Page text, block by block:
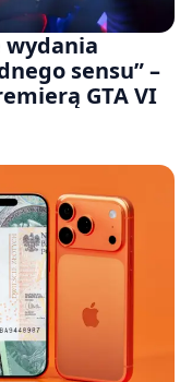
wydania
sensu” –
GTA VI